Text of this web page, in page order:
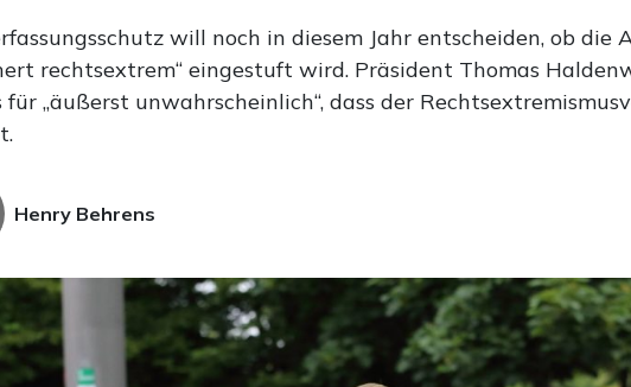
will noch in diesem Jahr entscheiden, ob die
rechtsextrem“ eingestuft wird. Präsident Thomas
für „äußerst unwahrscheinlich“, dass der
Henry Behrens